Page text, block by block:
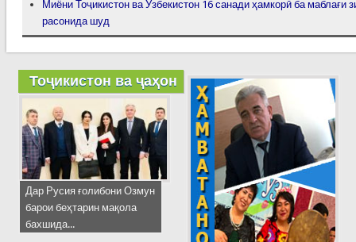
Миёни Тоҷикистон ва Ӯзбекистон 16 санади ҳамкорӣ ба маблағи
расонида шуд
Тоҷикистон ва ҷаҳон
Дар Русия ғолибони Озмун
барои беҳтарин мақола
бахшида...